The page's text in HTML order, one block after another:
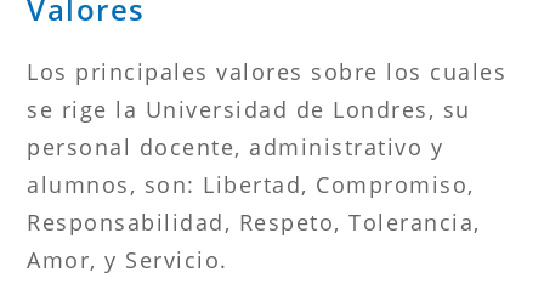
Valores
Los principales valores sobre los cuales
se rige la Universidad de Londres, su
personal docente, administrativo y
alumnos, son: Libertad, Compromiso,
Responsabilidad, Respeto, Tolerancia,
Amor, y Servicio.